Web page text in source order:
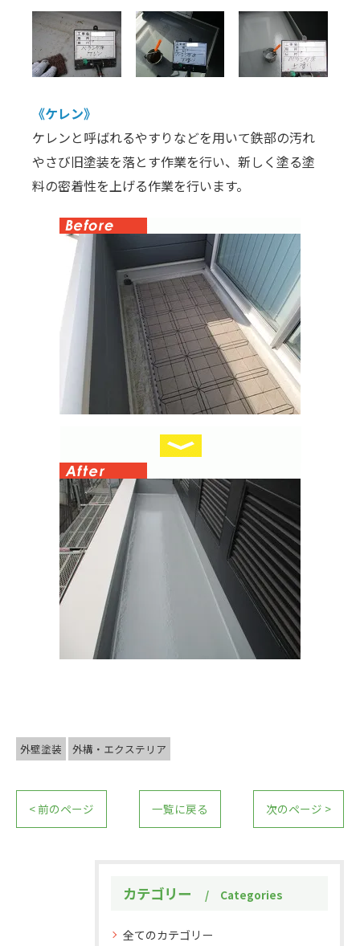
《ケレン》
ケレンと呼ばれるやすりなどを用いて鉄部の汚れ
やさび旧塗装を落とす作業を行い、新しく塗る塗
料の密着性を上げる作業を行います。
外壁塗装 外構・エクステリア
< 前のページ 一覧に戻る 次のページ >
カテゴリー Categories
全てのカテゴリー